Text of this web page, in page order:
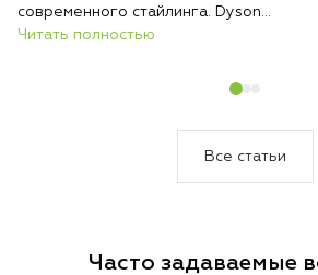
современного стайлинга. Dyson
предлагает два принципиально разных
утюжок Corrale с революционными
воздуха. Разбираемся, какая
Читать полностью
Все статьи
Часто задаваемые